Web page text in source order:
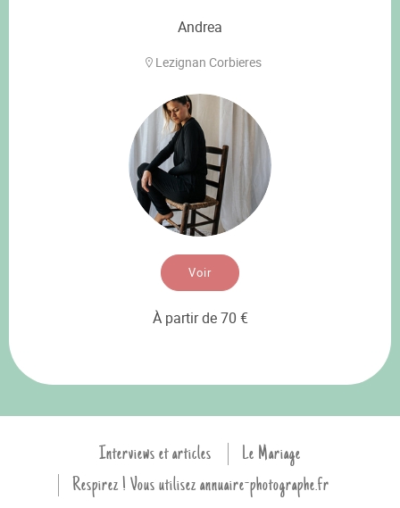
Andrea
Lezignan Corbieres
Voir
À partir de 70 €
Interviews et articles
Le Mariage
Respirez ! Vous utilisez annuaire-photographe.fr